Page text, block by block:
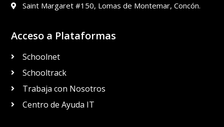
Saint Margaret #150, Lomas de Montemar, Concón.
Acceso a Plataformas
Schoolnet
Schooltrack
Trabaja con Nosotros
Centro de Ayuda IT